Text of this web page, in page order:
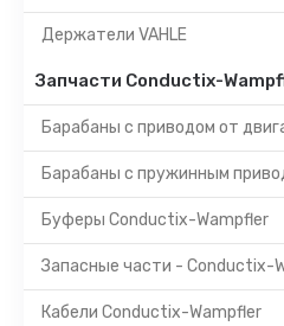
Держатели VAHLE
Запчасти Conductix-
Барабаны с приводом от
Барабаны с пружинным
Буферы Conductix-Wampfler
Запасные части - Conductix-
Кабели Conductix-Wampfler